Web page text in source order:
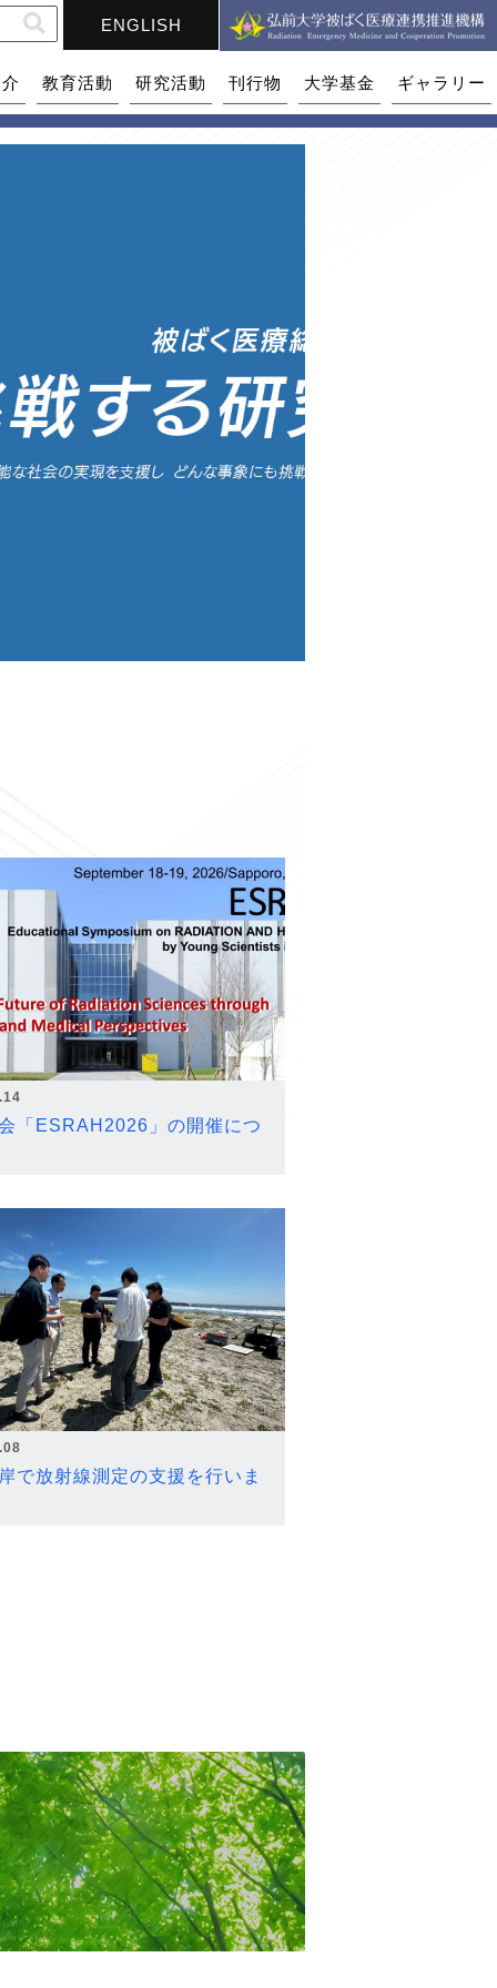
ENGLISH
教育活動 研究活動 刊行物 大学基金 ギャラリー
「ESRAH2026」の開催につ
で放射線測定の支援を行いま